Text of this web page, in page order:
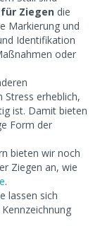
Ziegen die
Markierung und
Identifikation
oder
Stress erheblich,
ist. Damit bieten
Form der
bieten wir noch
Ziegen an, wie
.
lassen sich